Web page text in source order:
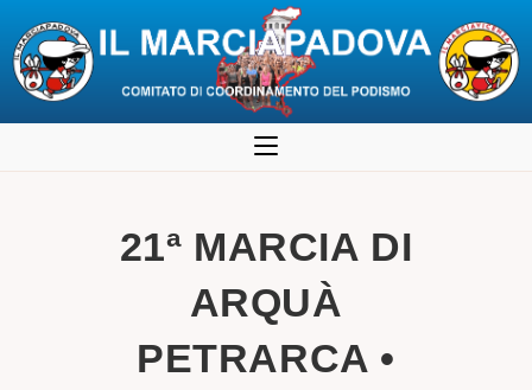
al
21ª MARCIA DI
ARQUÀ
PETRARCA •